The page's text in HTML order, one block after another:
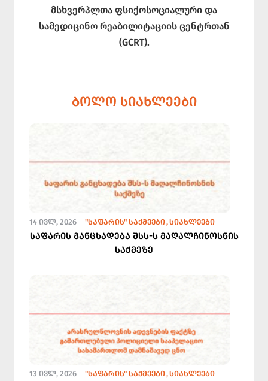
მსხვერპლთა ფსიქოსოციალური და
სამედიცინო რეაბილიტაციის ცენტრთან
(GCRT).
ᲑᲝᲚᲝ ᲡᲘᲐᲮᲚᲔᲔᲑᲘ
14 ᲘᲕᲚ, 2026 "ᲡᲐᲤᲐᲠᲘᲡ" ᲡᲐᲥᲛᲔᲔᲑᲘ ᲡᲘᲐᲮᲚᲔᲔᲑᲘ
საფარის განცხადება შსს-ს მაღალჩინოსნის
საქმეზე
13 ᲘᲕᲚ, 2026 "ᲡᲐᲤᲐᲠᲘᲡ" ᲡᲐᲥᲛᲔᲔᲑᲘ ᲡᲘᲐᲮᲚᲔᲔᲑᲘ